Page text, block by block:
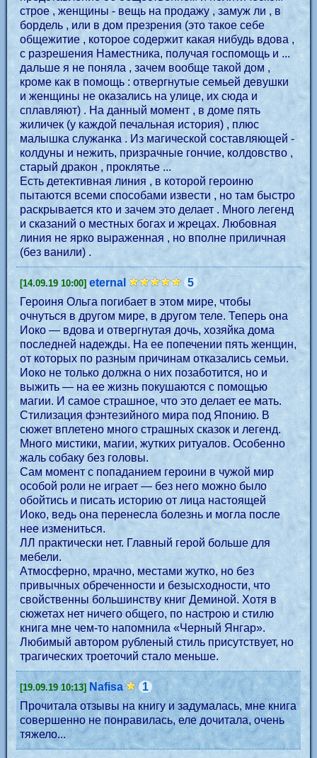
строе , женщины - вещь на продажу , замуж ли , в
бордель , или в дом презрения (это такое себе
общежитие , которое содержит какая нибудь вдова ,
с разрешения Наместника, получая госпомощь и ...
дальше я не поняла , зачем вообще такой дом ,
кроме как в помощь : отвергнутые семьей девушки
и женщины не оказались на улице, их сюда и
сплавляют) . На данный момент , в доме пять
жиличек (у каждой печальная история) , плюс
малышка служанка . Из магической составляющей -
колдуны и нежить, призрачные гончие, колдовство ,
старый дракон , проклятье ...
Есть детективная линия , в которой героиню
пытаются всеми способами извести , но там быстро
раскрывается кто и зачем это делает . Много легенд
и сказаний о местных богах и жрецах. Любовная
линия не ярко выраженная , но вполне приличная
(без ванили) .
[14.09.19 10:00] eternal
5
Героиня Ольга погибает в этом мире, чтобы
очнуться в другом мире, в другом теле. Теперь она
Иоко — вдова и отвергнутая дочь, хозяйка дома
последней надежды. На ее попечении пять женщин,
от которых по разным причинам отказались семьи.
Иоко не только должна о них позаботится, но и
выжить — на ее жизнь покушаются с помощью
магии. И самое страшное, что это делает ее мать.
Стилизация фэнтезийного мира под Японию. В
сюжет вплетено много страшных сказок и легенд.
Много мистики, магии, жутких ритуалов. Особенно
жаль собаку без головы.
Сам момент с попаданием героини в чужой мир
особой роли не играет — без него можно было
обойтись и писать историю от лица настоящей
Иоко, ведь она перенесла болезнь и могла после
нее измениться.
ЛЛ практически нет. Главный герой больше для
мебели.
Атмосферно, мрачно, местами жутко, но без
привычных обреченности и безысходности, что
свойственны большинству книг Деминой. Хотя в
сюжетах нет ничего общего, по настрою и стилю
книга мне чем-то напомнила «Черный Янгар».
Любимый автором рубленый стиль присутствует, но
трагических троеточий стало меньше.
[19.09.19 10:13] Nafisa
1
Прочитала отзывы на книгу и задумалась, мне книга
совершенно не понравилась, еле дочитала, очень
тяжело...